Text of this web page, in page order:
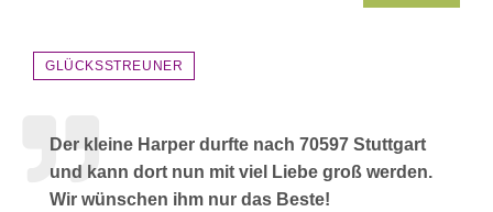
GLÜCKSSTREUNER
Der kleine Harper durfte nach 70597 Stuttgart
und kann dort nun mit viel Liebe groß werden.
Wir wünschen ihm nur das Beste!